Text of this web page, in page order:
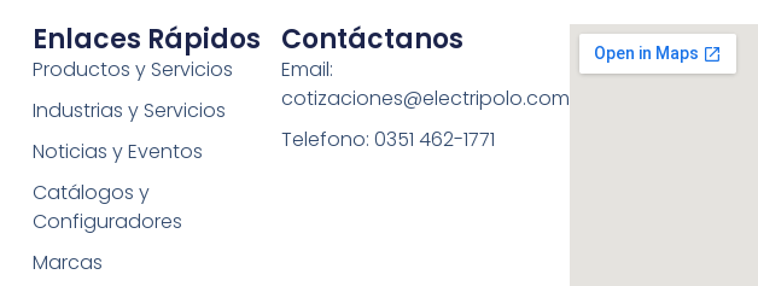
Enlaces Rápidos
Productos y Servicios
Industrias y Servicios
Noticias y Eventos
Catálogos y
Configuradores
Marcas
Contáctanos
Email:
cotizaciones@electripolo.com
Telefono: 0351 462-1771